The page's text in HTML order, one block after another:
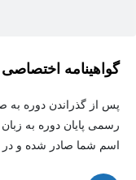
استخراج موجک
تولید سنتتیک
گردش کار تفسیر
گواهینامه اختصاصی
پس از گذراندن دوره به
رسمی پایان دوره به
اسم شما صادر شده و در